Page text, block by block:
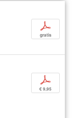
p
gratis
p
€ 9,95